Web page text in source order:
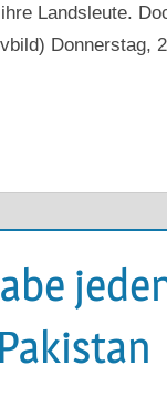
Landsleute.
Donnerstag,